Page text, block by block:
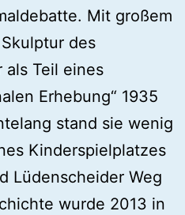
Mit großem
des
als Teil eines
Erhebung“ 1935
stand sie wenig
Kinderspielplatzes
Lüdenscheider Weg
wurde 2013 in